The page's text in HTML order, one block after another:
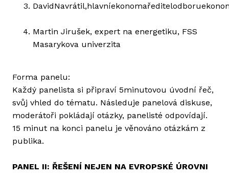
Martin Jirušek, expert na energetiku, FSS
Masarykova univerzita
Forma panelu:
Každý panelista si připraví 5minutovou úvodní řeč,
svůj vhled do tématu. Následuje panelová diskuse,
moderátoři pokládají otázky, panelisté odpovídají.
15 minut na konci panelu je věnováno otázkám z
publika.
PANEL II: ŘEŠENÍ NEJEN NA EVROPSKÉ ÚROVNI